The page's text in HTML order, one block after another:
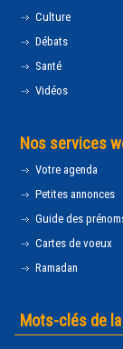
Culture
Débats
Santé
Vidéos
Nos services
Votre agenda
Petites annonces
Guide des
Cartes de voeux
Ramadan
Mots-clés de